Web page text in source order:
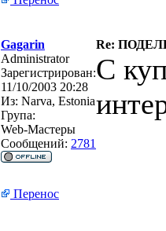
Gagarin
Re:
Administrator
Зарегистрирован:
11/10/2003 20:28
Из: Narva, Estonia
Група:
Web-Мастеры
Сообщений: 2781
С
Перенос